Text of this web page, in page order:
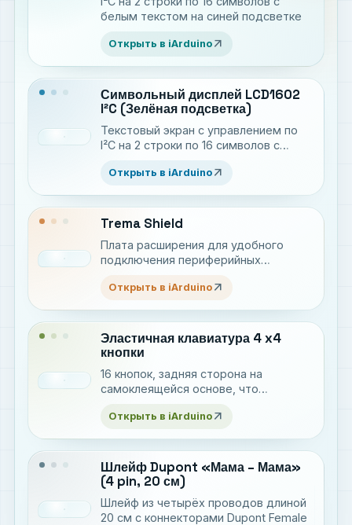
белым текстом на синей подсветке
Открыть в iArduino arrow_outward
Символьный дисплей LCD1602
I²C (Зелёная подсветка)
Текстовый экран с управлением по
I²C на 2 строки по 16 символов с
подсветке
Открыть в iArduino arrow_outward
Trema Shield
Плата расширения для удобного
подключения периферийных
Открыть в iArduino arrow_outward
Эластичная клавиатура 4 x4
кнопки
16 кнопок, задняя сторона на
самоклеящейся основе, что
Открыть в iArduino arrow_outward
Шлейф Dupont «Мама – Мама»
(4 pin, 20 см)
Шлейф из четырёх проводов длиной
20 см с коннекторами Dupont Female